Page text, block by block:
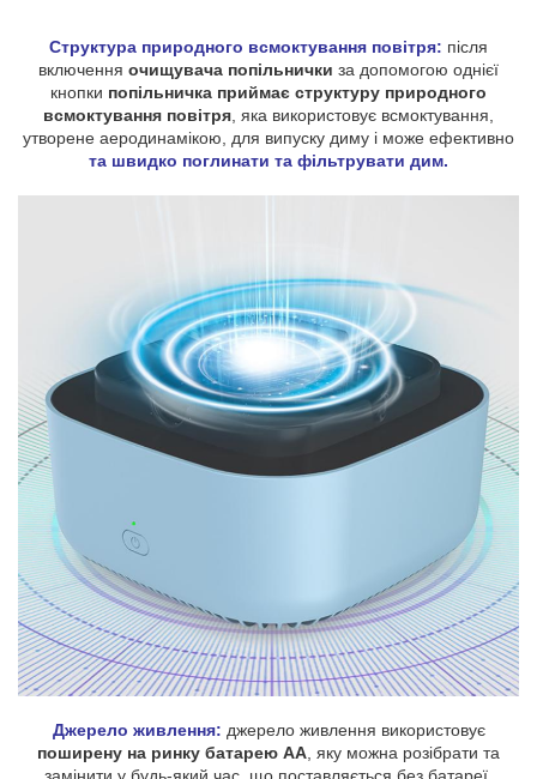
Структура природного всмоктування повітря: після
включення очищувача попільнички за допомогою однієї
кнопки попільничка приймає структуру природного
всмоктування повітря , яка використовує всмоктування,
утворене аеродинамікою, для випуску диму і може ефективно
та швидко поглинати та фільтрувати дим.
Джерело живлення: джерело живлення використовує
поширену на ринку батарею AA , яку можна розібрати та